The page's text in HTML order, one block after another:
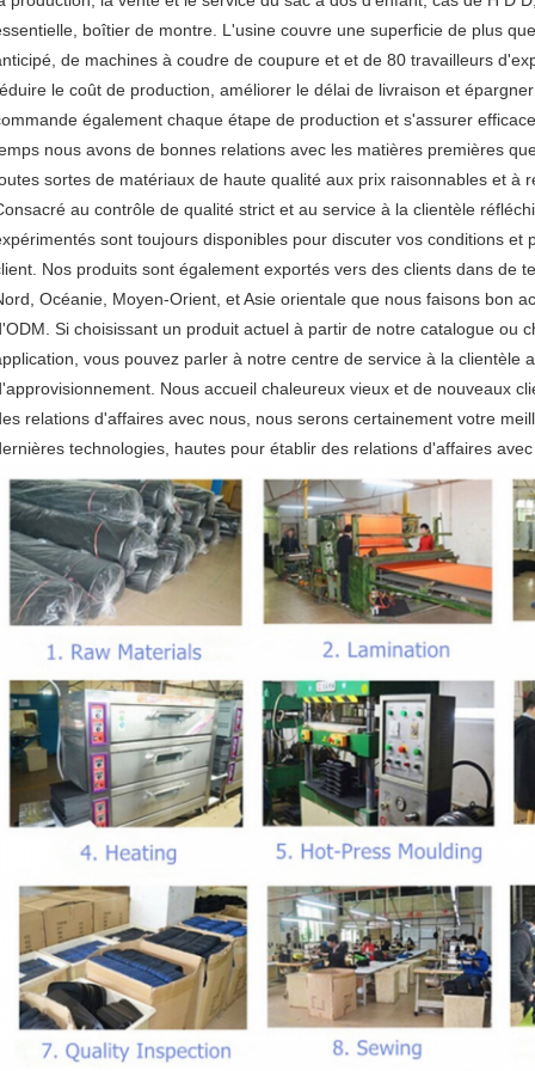
boîtier de montre. L'usine couvre une superficie de plus
de machines à coudre de coupure et et de 80 travailleurs
le coût de production, améliorer le délai de livraison et
également chaque étape de production et s'assurer
nous avons de bonnes relations avec les matières premières
sortes de matériaux de haute qualité aux prix raisonnables et à
au contrôle de qualité strict et au service à la clientèle
sont toujours disponibles pour discuter vos conditions et
Nos produits sont également exportés vers des clients dans de
Océanie, Moyen-Orient, et Asie orientale que nous faisons bon
Si choisissant un produit actuel à partir de notre catalogue ou
vous pouvez parler à notre centre de service à la clientèle
Nous accueil chaleureux vieux et de nouveaux
relations d'affaires avec nous, nous serons certainement votre
technologies, hautes pour établir des relations d'affaires